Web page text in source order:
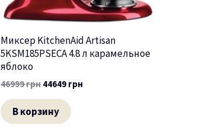
Миксер KitchenAid Artisan
5KSM185PSECA 4.8 л карамельное
яблоко
46999грн 44649 грн
В корзину